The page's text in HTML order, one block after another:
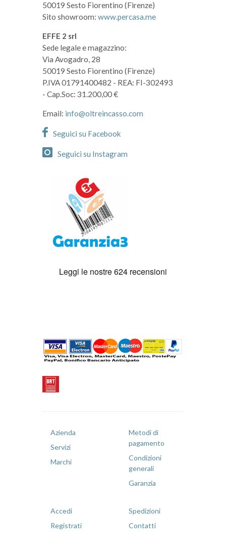
50019 Sesto Fiorentino (Firenze)
Sito showroom: www.percasa.me
EFFE 2 srl
Sede legale e magazzino:
Via Avogadro, 28
50019 Sesto Fiorentino (Firenze)
P.IVA 01791400482 - REA: FI-302493
- Cap.Soc: 31.200,00 €
Email: info@oltreincasso.com
Seguici su Facebook
Seguici su Instagram
Azienda
Servizi
Marchi
Metodi di
pagamento
Condizioni
generali
Garanzia
Accedi
Registrati
Spedizioni
Contatti